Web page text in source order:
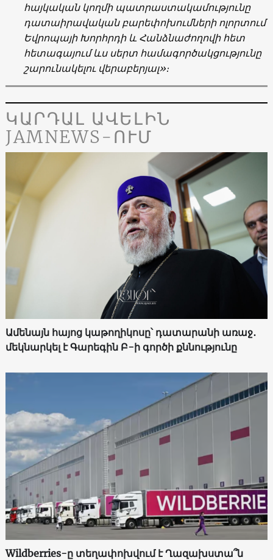
հայկական կողմի պատրաստակամությունը
դատաիրավական բարեփոխումների ոլորտում
Եվրոպայի Խորհրդի և Հանձնաժողովի հետ
հետագայում ևս սերտ համագործակցությունը
շարունակելու վերաբերյալ»։
ԿԱՐԴԱԼ ԱՎԵԼԻՆ
JAMNEWS-ՈՒՄ
Ամենայն հայոց կաթողիկոսը՝ դատարանի առաջ․
մեկնարկել է Գարեգին Բ-ի գործի քննությունը
Wildberries-ը տեղափոխվում է Ղազախստա՞ն